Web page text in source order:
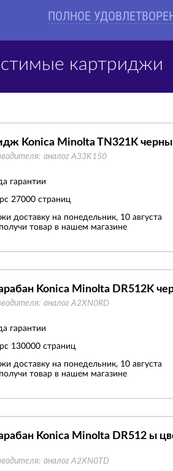
ПОЛНОЕ
картриджи
Konica Minolta TN321K
аналог A33K150
гарантии
27000 страниц
доставку на понедельник, 10 августа
товар в нашем магазине
Konica Minolta DR512K
аналог A2XN0RD
гарантии
130000 страниц
доставку на понедельник, 10 августа
товар в нашем магазине
Konica Minolta DR512 ы
аналог A2XN0TD